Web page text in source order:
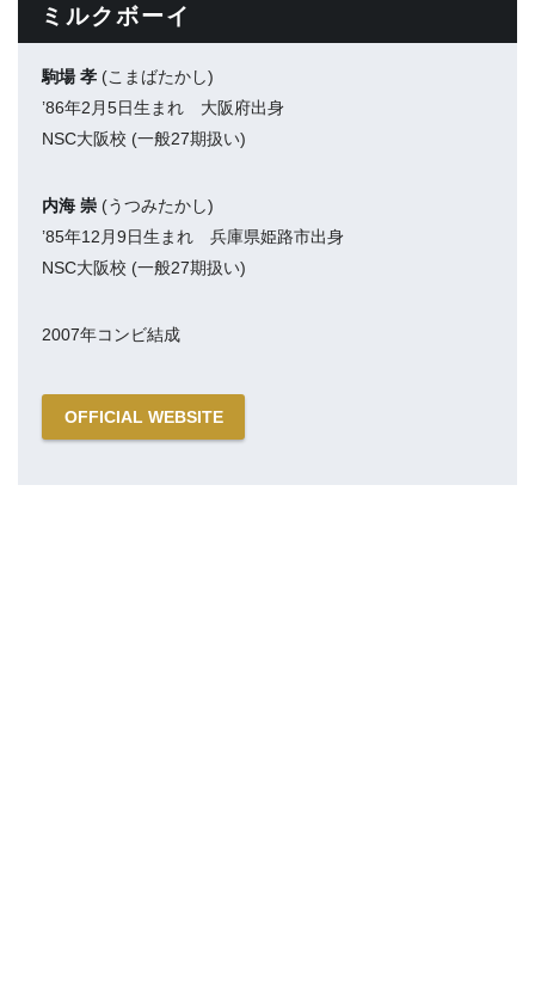
ミルクボーイ
駒場 孝 (こまばたかし)
’86年2月5日生まれ 大阪府出身
NSC大阪校 (一般27期扱い)
内海 崇 (うつみたかし)
’85年12月9日生まれ 兵庫県姫路市出身
NSC大阪校 (一般27期扱い)
2007年コンビ結成
OFFICIAL WEBSITE